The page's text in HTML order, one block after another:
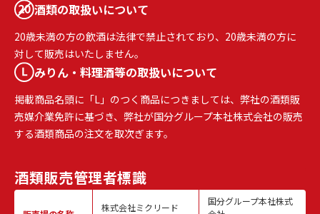
酒類の取扱いについて
20歳未満の方の飲酒は法律で禁止されており、20歳未満の方に
対して販売はいたしません。
みりん・料理酒等の取扱いについて
掲載商品名頭に「L」のつく商品につきましては、弊社の酒類販
売媒介業免許に基づき、弊社が国分グループ本社株式会社の販売
する酒類商品の注文を取次ぎます。
酒類販売管理者標識
株式会社ミクリード
国分グループ本社株式